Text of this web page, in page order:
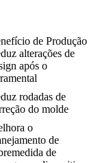
de Produção
alterações de
após o
rodadas de
do molde
o
de
de